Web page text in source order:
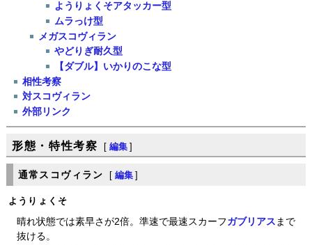
ようりょくそアタッカー型
ムラっけ型
メガスコヴィラン
やどりぎ耐久型
【ダブル】いかりのこな型
相性考察
対スコヴィラン
外部リンク
形態・特性考察 [ 編集 ]
通常スコヴィラン [ 編集 ]
ようりょくそ
晴れ状態では素早さが2倍。準速で最速スカーフガブリアス まで
抜ける。